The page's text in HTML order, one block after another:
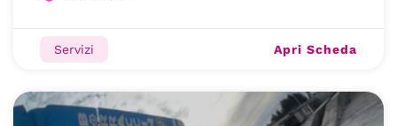
Servizi Apri Scheda